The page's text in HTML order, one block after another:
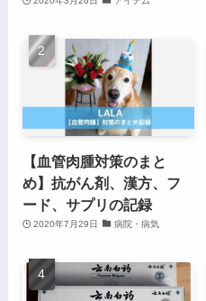
【血管肉腫対策のまと
め】抗がん剤、漢方、フ
ード、サプリの記録
2020年7月29日 病院・病気